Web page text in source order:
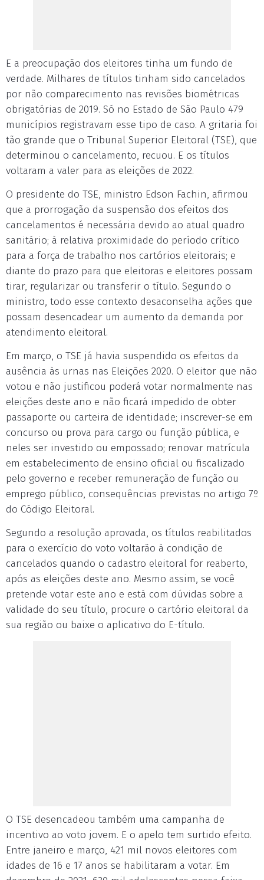
E a preocupação dos eleitores tinha um fundo de
verdade. Milhares de títulos tinham sido cancelados
por não comparecimento nas revisões biométricas
obrigatórias de 2019. Só no Estado de São Paulo 479
municípios registravam esse tipo de caso. A gritaria foi
tão grande que o Tribunal Superior Eleitoral (TSE), que
determinou o cancelamento, recuou. E os títulos
voltaram a valer para as eleições de 2022.
O presidente do TSE, ministro Edson Fachin, afirmou
que a prorrogação da suspensão dos efeitos dos
cancelamentos é necessária devido ao atual quadro
sanitário; à relativa proximidade do período crítico
para a força de trabalho nos cartórios eleitorais; e
diante do prazo para que eleitoras e eleitores possam
tirar, regularizar ou transferir o título. Segundo o
ministro, todo esse contexto desaconselha ações que
possam desencadear um aumento da demanda por
atendimento eleitoral.
Em março, o TSE já havia suspendido os efeitos da
ausência às urnas nas Eleições 2020. O eleitor que não
votou e não justificou poderá votar normalmente nas
eleições deste ano e não ficará impedido de obter
passaporte ou carteira de identidade; inscrever-se em
concurso ou prova para cargo ou função pública, e
neles ser investido ou empossado; renovar matrícula
em estabelecimento de ensino oficial ou fiscalizado
pelo governo e receber remuneração de função ou
emprego público, consequências previstas no artigo 7º
do Código Eleitoral.
Segundo a resolução aprovada, os títulos reabilitados
para o exercício do voto voltarão à condição de
cancelados quando o cadastro eleitoral for reaberto,
após as eleições deste ano. Mesmo assim, se você
pretende votar este ano e está com dúvidas sobre a
validade do seu título, procure o cartório eleitoral da
sua região ou baixe o aplicativo do E-título.
O TSE desencadeou também uma campanha de
incentivo ao voto jovem. E o apelo tem surtido efeito.
Entre janeiro e março, 421 mil novos eleitores com
idades de 16 e 17 anos se habilitaram a votar. Em